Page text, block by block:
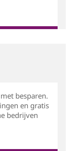
besparen.
en gratis
bedrijven